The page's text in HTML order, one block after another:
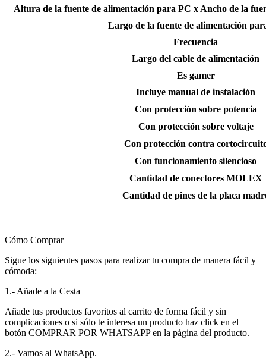
Altura de la fuente de alimentación para PC x Ancho de la
Largo de la fuente de alimentación
Frecuencia
Largo del cable de alimentación
Es gamer
Incluye manual de instalación
Con protección sobre potencia
Con protección sobre voltaje
Con protección contra
Con funcionamiento silencioso
Cantidad de conectores MOLEX
Cantidad de pines de la placa
Cómo Comprar
Sigue los siguientes pasos para realizar tu compra de manera fácil y
cómoda:
1.- Añade a la Cesta
Añade tus productos favoritos al carrito de forma fácil y sin
complicaciones o si sólo te interesa un producto haz click en el
botón COMPRAR POR WHATSAPP en la página del producto.
2.- Vamos al WhatsApp.